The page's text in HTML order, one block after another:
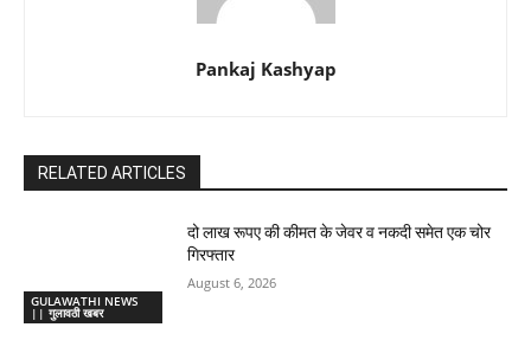
Pankaj Kashyap
RELATED ARTICLES
GULAWATHI NEWS
|| गुलावठी खबर
दो लाख रूपए की कीमत के जेवर व नकदी समेत एक चोर
गिरफ्तार
August 6, 2026